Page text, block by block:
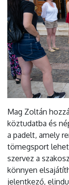
Mag Zoltán
köztudatba és
a padelt, amely
tömegsport
szervez a
könnyen
jelentkező,